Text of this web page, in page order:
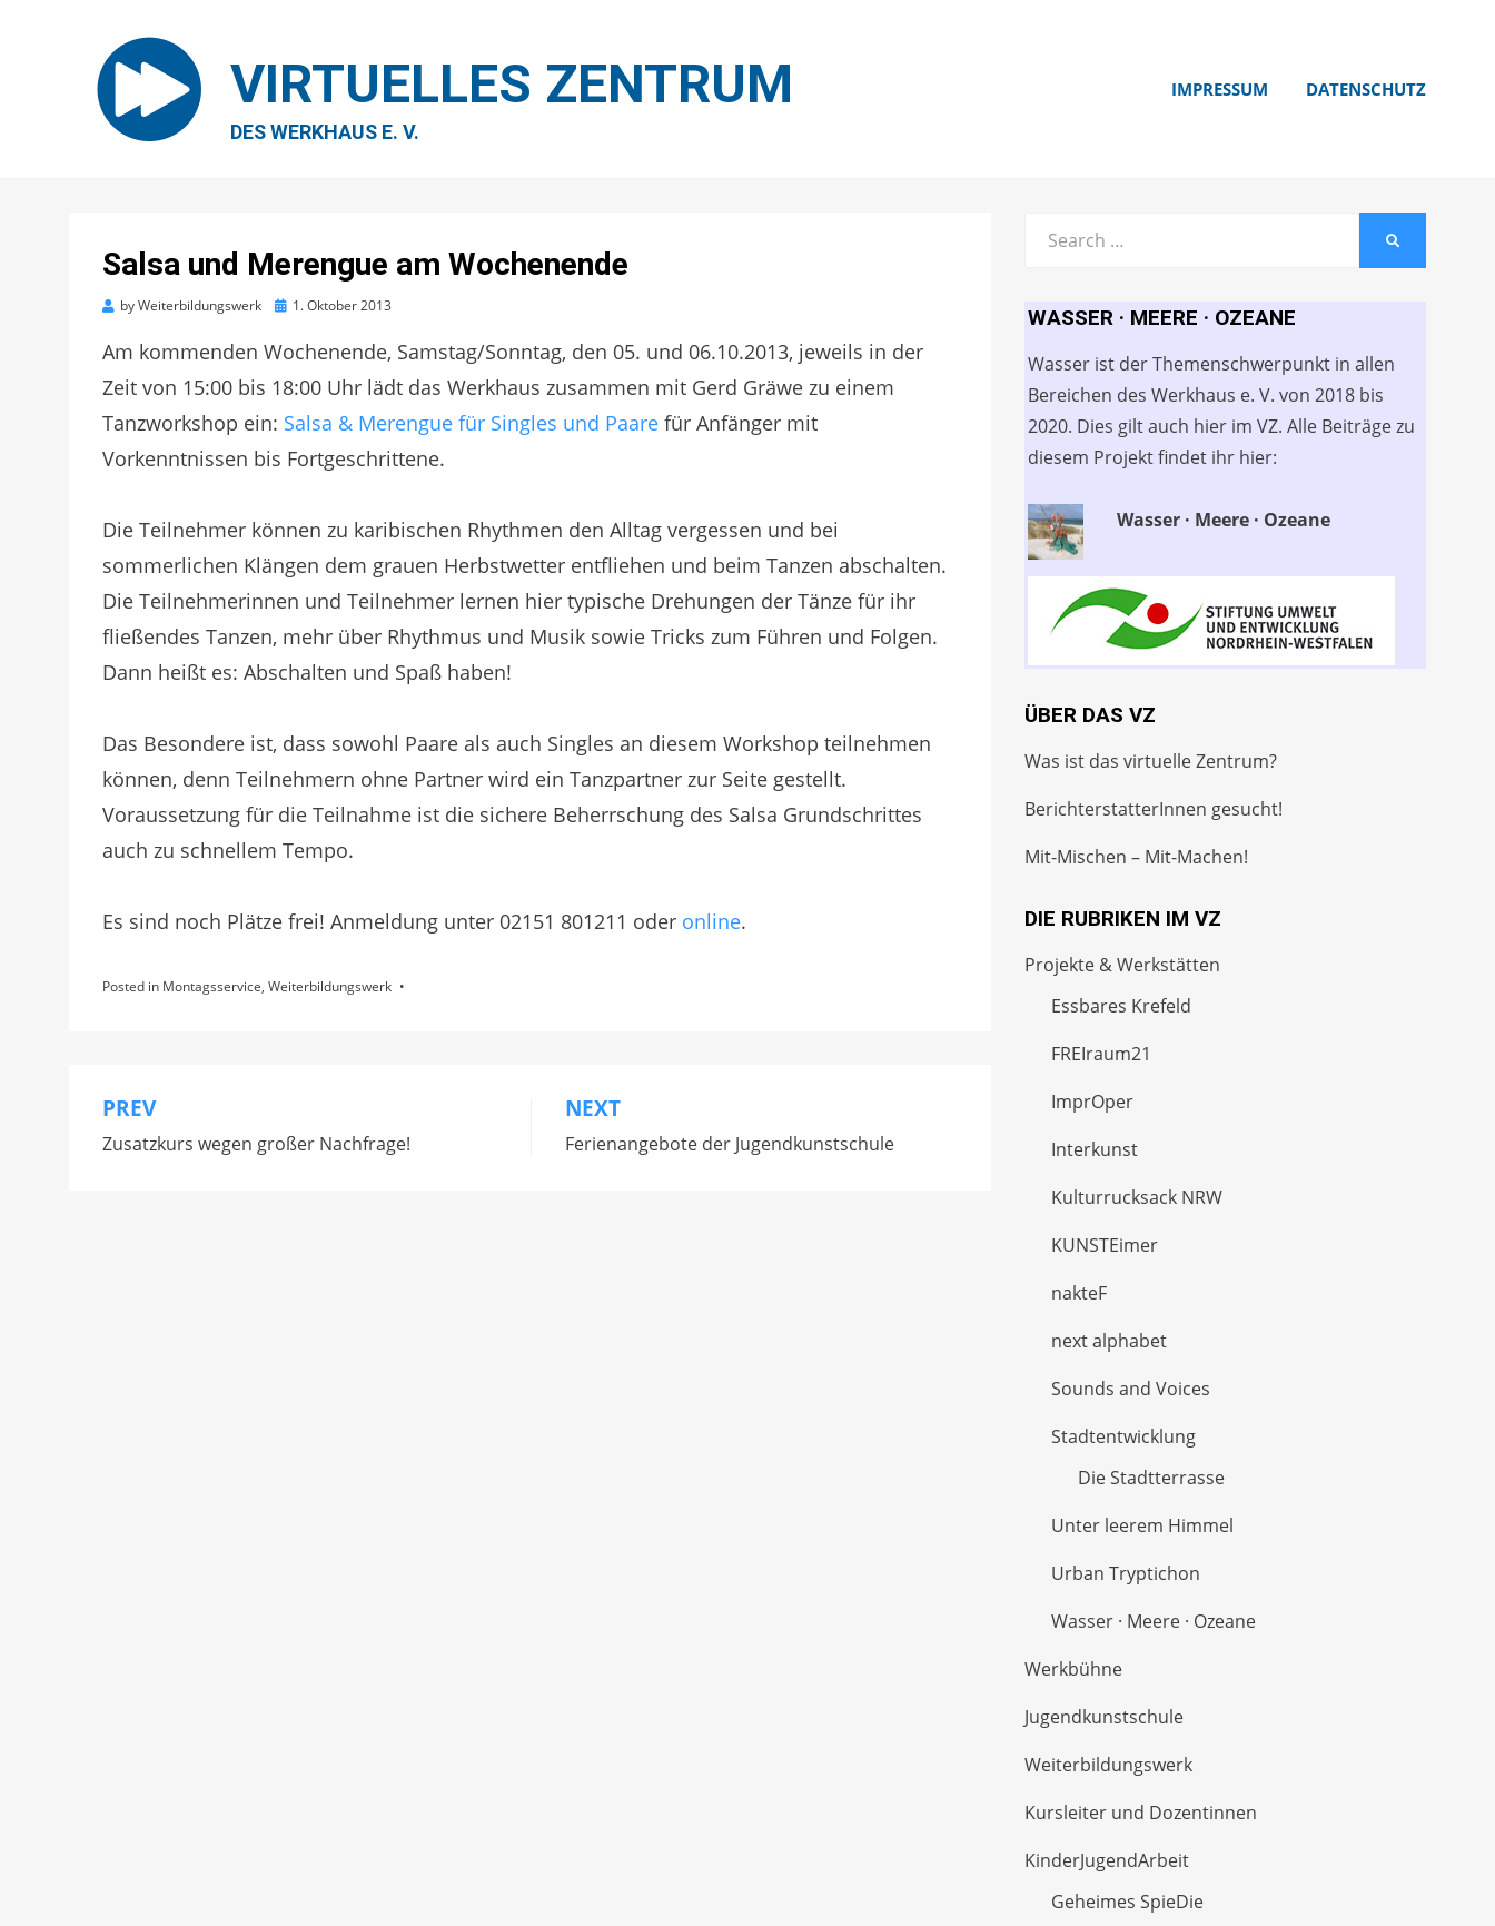
VIRTUELLES ZENTRUM
DES WERKHAUS E. V.
IMPRESSUM DATENSCHUTZ
Salsa und Merengue am Wochenende
byWeiterbildungswerk
Posted1. Oktober 2013
Am kommenden Wochenende, Samstag/Sonntag, den 05. und 06.10.2013, jeweils in der
Zeit von 15:00 bis 18:00 Uhr lädt das Werkhaus zusammen mit Gerd Gräwe zu einem
Tanzworkshop ein: Salsa & Merengue für Singles und Paare für Anfänger mit
Vorkenntnissen bis Fortgeschrittene.
Die Teilnehmer können zu karibischen Rhythmen den Alltag vergessen und bei
sommerlichen Klängen dem grauen Herbstwetter entfliehen und beim Tanzen abschalten.
Die Teilnehmerinnen und Teilnehmer lernen hier typische Drehungen der Tänze für ihr
fließendes Tanzen, mehr über Rhythmus und Musik sowie Tricks zum Führen und Folgen.
Dann heißt es: Abschalten und Spaß haben!
Das Besondere ist, dass sowohl Paare als auch Singles an diesem Workshop teilnehmen
können, denn Teilnehmern ohne Partner wird ein Tanzpartner zur Seite gestellt.
Voraussetzung für die Teilnahme ist die sichere Beherrschung des Salsa Grundschrittes
auch zu schnellem Tempo.
Es sind noch Plätze frei! Anmeldung unter 02151 801211 oder online.
Posted in Montagsservice, Weiterbildungswerk
Beitragsnavigation
PREV
Zusatzkurs wegen großer Nachfrage!
NEXT
Ferienangebote der Jugendkunstschule
WASSER · MEERE · OZEANE
Wasser ist der Themenschwerpunkt in allen
Bereichen des Werkhaus e. V. von 2018 bis
2020. Dies gilt auch hier im VZ. Alle Beiträge zu
diesem Projekt findet ihr hier:
Wasser · Meere · Ozeane
ÜBER DAS VZ
Was ist das virtuelle Zentrum?
BerichterstatterInnen gesucht!
Mit-Mischen – Mit-Machen!
DIE RUBRIKEN IM VZ
Projekte & Werkstätten
Essbares Krefeld
FREIraum21
ImprOper
Interkunst
Kulturrucksack NRW
KUNSTEimer
nakteF
next alphabet
Sounds and Voices
Stadtentwicklung
Die Stadtterrasse
Unter leerem Himmel
Urban Tryptichon
Wasser · Meere · Ozeane
Werkbühne
Jugendkunstschule
Weiterbildungswerk
Kursleiter und Dozentinnen
KinderJugendArbeit
Geheimes SpieDie